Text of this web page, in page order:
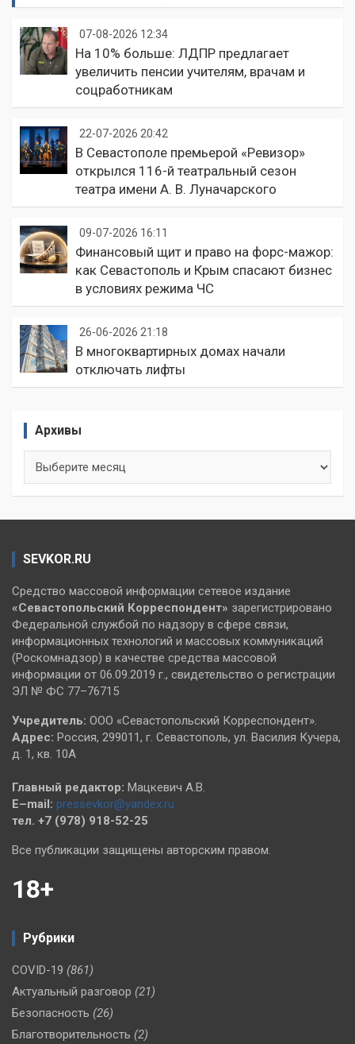
07-08-2026 12:34
На 10% больше: ЛДПР предлагает
увеличить пенсии учителям, врачам и
соцработникам
22-07-2026 20:42
В Севастополе премьерой «Ревизор»
открылся 116-й театральный сезон
театра имени А. В. Луначарского
09-07-2026 16:11
Финансовый щит и право на форс-мажор:
как Севастополь и Крым спасают бизнес
в условиях режима ЧС
26-06-2026 21:18
В многоквартирных домах начали
отключать лифты
Архивы
SEVKOR.RU
Средство массовой информации сетевое издание
«Севастопольский Корреспондент» зарегистрировано
Федеральной службой по надзору в сфере связи,
информационных технологий и массовых коммуникаций
(Роскомнадзор) в качестве средства массовой
информации от 06.09.2019 г., свидетельство о регистрации
ЭЛ № ФС 77–76715
Учредитель: ООО «Севастопольский Корреспондент».
Адрес: Россия, 299011, г. Севастополь, ул. Василия Кучера,
д. 1, кв. 10А
Главный редактор: Мацкевич А.В.
E–mail: pressevkor@yandex.ru
тел. +7 (978) 918-52-25
Все публикации защищены авторским правом.
18+
Рубрики
COVID-19 (861)
Актуальный разговор (21)
Безопасность (26)
Благотворительность (2)